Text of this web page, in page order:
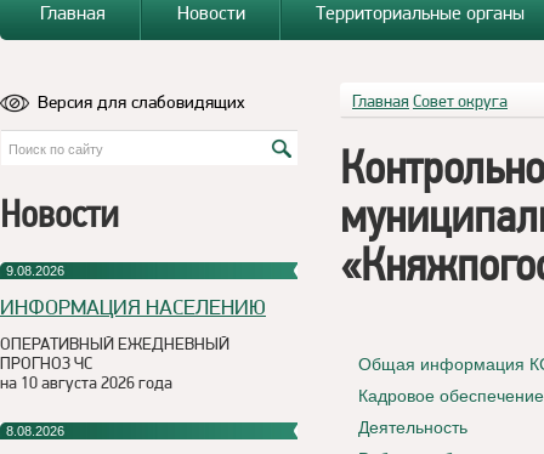
Главная
Новости Территориальные органы
Версия для слабовидящих
Новости
9.08.2026
ИНФОРМАЦИЯ НАСЕЛЕНИЮ
ОПЕРАТИВНЫЙ ЕЖЕДНЕВНЫЙ
ПРОГНОЗ ЧС
на 10 августа 2026 года
8.08.2026
Главная Совет округа
Общая информация
Кадровое
Деятельность